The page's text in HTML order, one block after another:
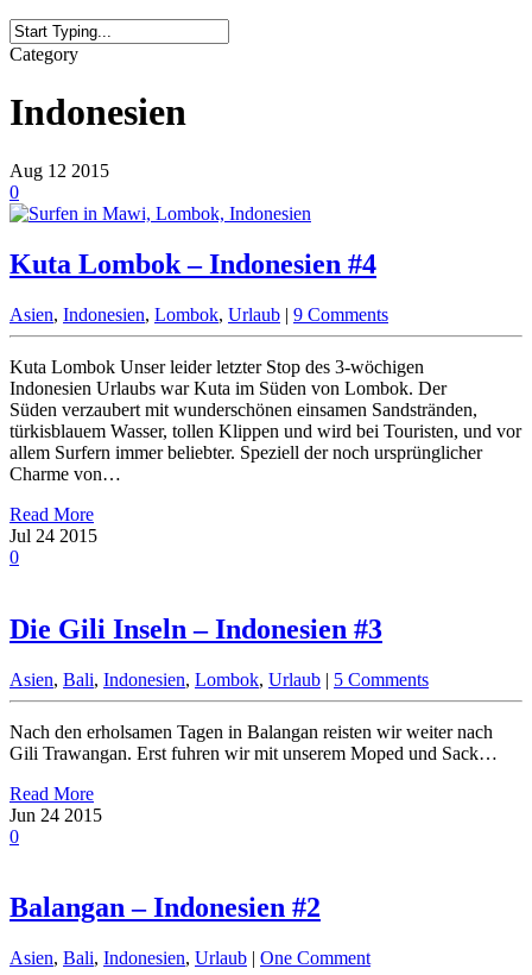
Category
Indonesien
Aug 12 2015
0
Kuta Lombok – Indonesien #4
Asien, Indonesien, Lombok, Urlaub | 9 Comments
Kuta Lombok Unser leider letzter Stop des 3-wöchigen
Indonesien Urlaubs war Kuta im Süden von Lombok. Der
Süden verzaubert mit wunderschönen einsamen Sandstränden,
türkisblauem Wasser, tollen Klippen und wird bei Touristen, und vor
allem Surfern immer beliebter. Speziell der noch ursprünglicher
Charme von…
Read More
Jul 24 2015
0
Die Gili Inseln – Indonesien #3
Asien, Bali, Indonesien, Lombok, Urlaub | 5 Comments
Nach den erholsamen Tagen in Balangan reisten wir weiter nach
Gili Trawangan. Erst fuhren wir mit unserem Moped und Sack…
Read More
Jun 24 2015
0
Balangan – Indonesien #2
Asien, Bali, Indonesien, Urlaub | One Comment